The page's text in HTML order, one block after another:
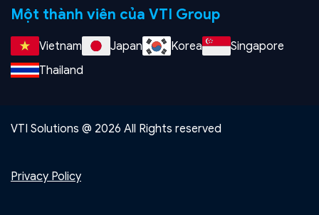
Một thành viên của VTI Group
Vietnam Japan Korea
Singapore
Thailand
VTI Solutions @ 2026 All Rights reserved
Privacy Policy